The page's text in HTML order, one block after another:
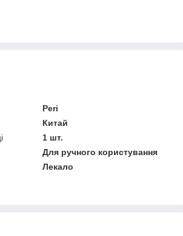
Peri
Китай
1 шт.
Для ручного користування
Лекало